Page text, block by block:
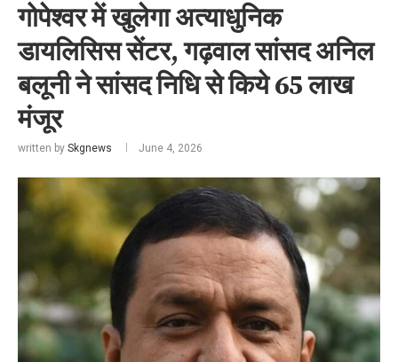
गोपेश्वर में खुलेगा अत्याधुनिक
डायलिसिस सेंटर, गढ़वाल सांसद अनिल
बलूनी ने सांसद निधि से किये 65 लाख
मंजूर
written by Skgnews June 4, 2026